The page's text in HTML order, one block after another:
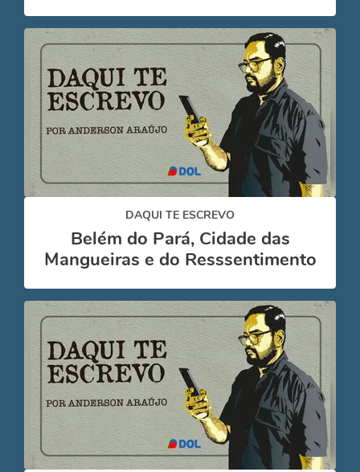
DAQUI TE ESCREVO
Belém do Pará, Cidade das
Mangueiras e do Resssentimento